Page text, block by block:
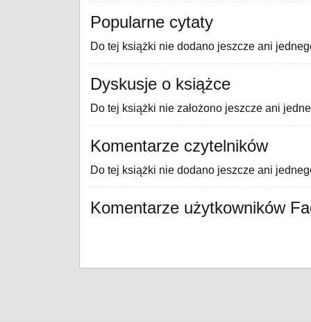
Popularne cytaty
Do tej książki nie dodano jeszcze ani
Dyskusje o książce
Do tej książki nie założono jeszcze ani
Komentarze czytelników
Do tej książki nie dodano jeszcze ani
Komentarze użytkowników